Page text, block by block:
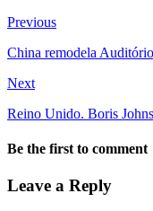
Previous
China remodela
Next
Reino Unido. Boris
Be the first to comment
Leave a Reply